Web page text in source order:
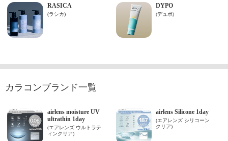
カラコンブランド一覧